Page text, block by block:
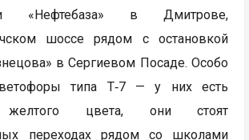
«Нефтебаза» в Дмитрове,
шоссе рядом с остановкой
в Сергиевом Посаде. Особо
типа Т‑7 — у них есть
желтого цвета, они стоят
переходах рядом со школами